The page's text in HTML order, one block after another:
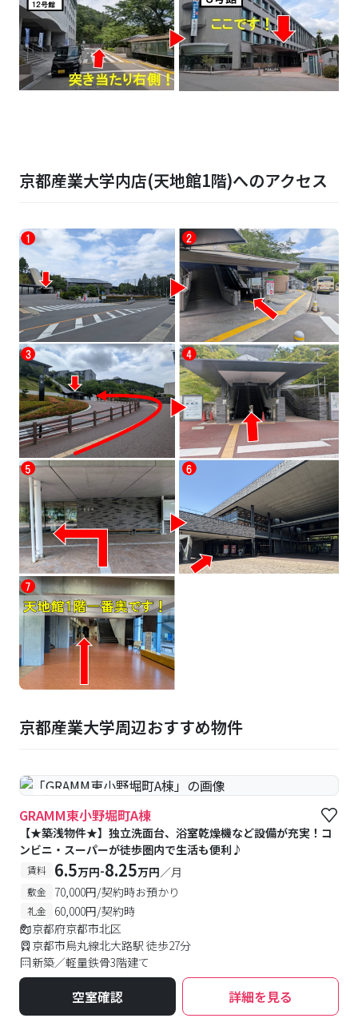
京都産業大学内店(天地館1階)へのアクセス
京都産業大学周辺おすすめ物件
#新築 #予約受付中
GRAMM東小野堀町A棟
【★築浅物件★】独立洗面台、浴室乾燥機など設備が充実！コ
ンビニ・スーパーが徒歩圏内で生活も便利♪
賃料 6.5万円-8.25万円／月
敷金 70,000円/契約時お預かり
礼金
60,000円/契約時
京都府京都市北区
京都市烏丸線北大路駅 徒歩27分
新築／軽量鉄骨3階建て
空室確認 詳細を見る